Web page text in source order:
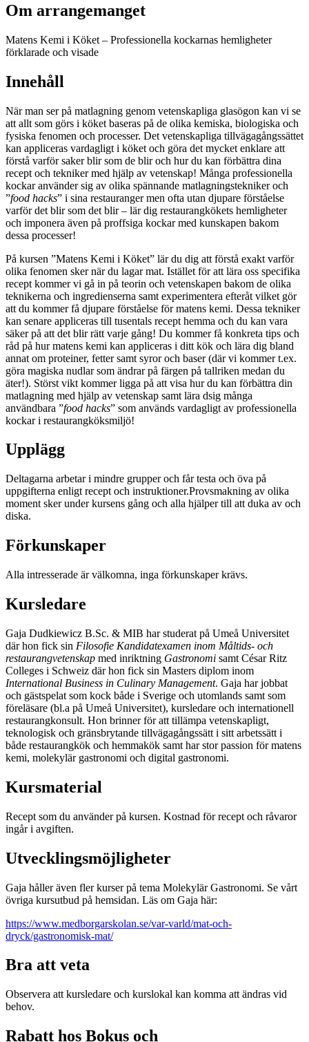
Om arrangemanget
Matens Kemi i Köket – Professionella kockarnas hemligheter
förklarade och visade
Innehåll
När man ser på matlagning genom vetenskapliga glasögon kan vi se
att allt som görs i köket baseras på de olika kemiska, biologiska och
fysiska fenomen och processer. Det vetenskapliga tillvägagångssättet
kan appliceras vardagligt i köket och göra det mycket enklare att
förstå varför saker blir som de blir och hur du kan förbättra dina
recept och tekniker med hjälp av vetenskap! Många professionella
kockar använder sig av olika spännande matlagningstekniker och
”food hacks” i sina restauranger men ofta utan djupare förståelse
varför det blir som det blir – lär dig restaurangkökets hemligheter
och imponera även på proffsiga kockar med kunskapen bakom
dessa processer!
På kursen ”Matens Kemi i Köket” lär du dig att förstå exakt varför
olika fenomen sker när du lagar mat. Istället för att lära oss specifika
recept kommer vi gå in på teorin och vetenskapen bakom de olika
teknikerna och ingredienserna samt experimentera efteråt vilket gör
att du kommer få djupare förståelse för matens kemi. Dessa tekniker
kan senare appliceras till tusentals recept hemma och du kan vara
säker på att det blir rätt varje gång! Du kommer få konkreta tips och
råd på hur matens kemi kan appliceras i ditt kök och lära dig bland
annat om proteiner, fetter samt syror och baser (där vi kommer t.ex.
göra magiska nudlar som ändrar på färgen på tallriken medan du
äter!). Störst vikt kommer ligga på att visa hur du kan förbättra din
matlagning med hjälp av vetenskap samt lära dsig många
användbara ”food hacks” som används vardagligt av professionella
kockar i restaurangköksmiljö!
Deltagarna arbetar i mindre grupper och får testa och öva på
uppgifterna enligt recept och instruktioner.Provsmakning av olika
moment sker under kursens gång och alla hjälper till att duka av och
diska.
Alla intresserade är välkomna, inga förkunskaper krävs.
Kursledare
Gaja Dudkiewicz B.Sc. & MIB har studerat på Umeå Universitet
där hon fick sin Filosofie Kandidatexamen inom Måltids- och
restaurangvetenskap med inriktning Gastronomi samt César Ritz
Colleges i Schweiz där hon fick sin Masters diplom inom
International Business in Culinary Management. Gaja har jobbat
och gästspelat som kock både i Sverige och utomlands samt som
föreläsare (bl.a på Umeå Universitet), kursledare och internationell
restaurangkonsult. Hon brinner för att tillämpa vetenskapligt,
teknologisk och gränsbrytande tillvägagångssätt i sitt arbetssätt i
både restaurangkök och hemmakök samt har stor passion för matens
kemi, molekylär gastronomi och digital gastronomi.
Kursmaterial
Recept som du använder på kursen. Kostnad för recept och råvaror
ingår i avgiften.
Utvecklingsmöjligheter
Gaja håller även fler kurser på tema Molekylär Gastronomi. Se vårt
övriga kursutbud på hemsidan. Läs om Gaja här:
https://www.medborgarskolan.se/var-varld/mat-och-
dryck/gastronomisk-mat/
Bra att veta
Observera att kursledare och kurslokal kan komma att ändras vid
behov.
Rabatt hos Bokus och